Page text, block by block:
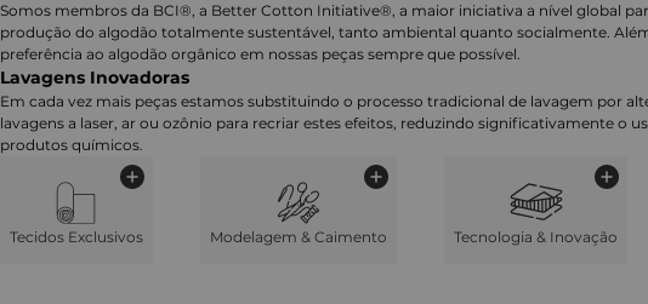
Somos membros da BCI®, a Better Cotton Initiative®, a maior iniciativa a nível global
produção do algodão totalmente sustentável, tanto ambiental quanto socialmente.
preferência ao algodão orgânico em nossas peças sempre que possível.
Lavagens Inovadoras
Em cada vez mais peças estamos substituindo o processo tradicional de lavagem por
lavagens a laser, ar ou ozônio para recriar estes efeitos, reduzindo significativamente o
produtos químicos.
Tecidos Exclusivos Modelagem & Caimento Tecnologia & Inovação